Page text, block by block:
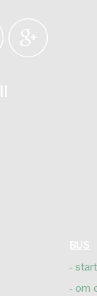
BUS
start
om